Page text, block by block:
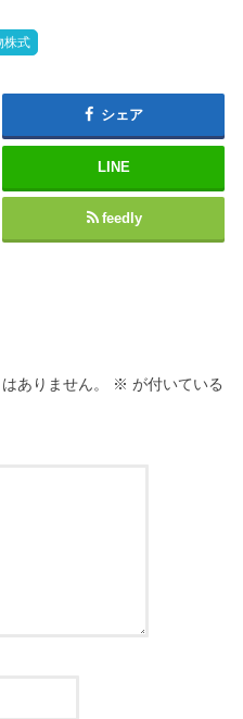
株式
シェア
LINE
feedly
ありません。 ※ が付いている